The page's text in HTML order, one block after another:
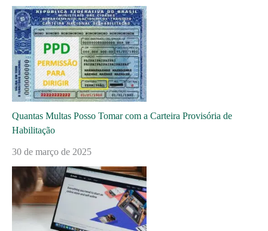
Quantas Multas Posso Tomar com a Carteira Provisória de
Habilitação
30 de março de 2025